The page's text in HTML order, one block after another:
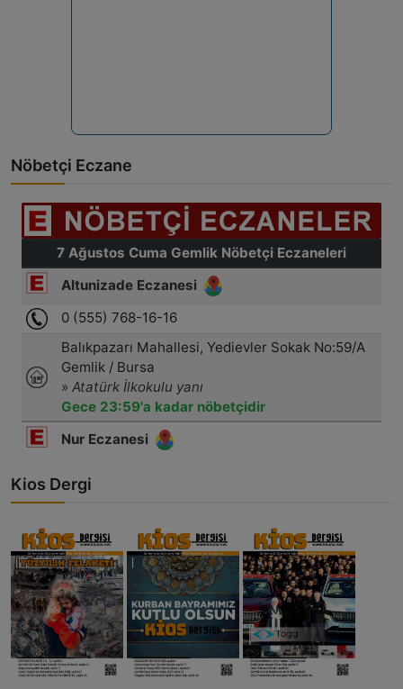
Nöbetçi Eczane
Kios Dergi